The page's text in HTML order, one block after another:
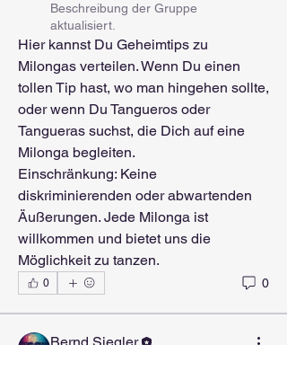
Beschreibung der Gruppe
aktualisiert.
Hier kannst Du Geheimtips zu
Milongas verteilen. Wenn Du einen
tollen Tip hast, wo man hingehen sollte,
oder wenn Du Tangueros oder
Tangueras suchst, die Dich auf eine
Milonga begleiten.
Einschränkung: Keine
diskriminierenden oder abwartenden
Äußerungen. Jede Milonga ist
willkommen und bietet uns die
Möglichkeit zu tanzen.
0 0
Bernd Siegler